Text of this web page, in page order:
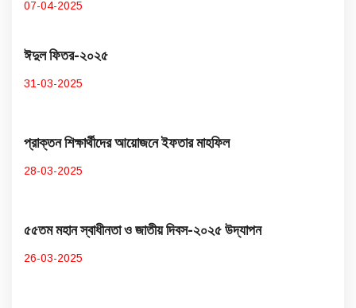
07-04-2025
ঈদুল ফিতর-২০২৫
31-03-2025
প্রাক্তন শিক্ষার্থীদের আয়োজনে ইফতার মাহফিল
28-03-2025
৫৫তম মহান স্বাধীনতা ও জাতীয় দিবস-২০২৫ উদ্​যাপন
26-03-2025